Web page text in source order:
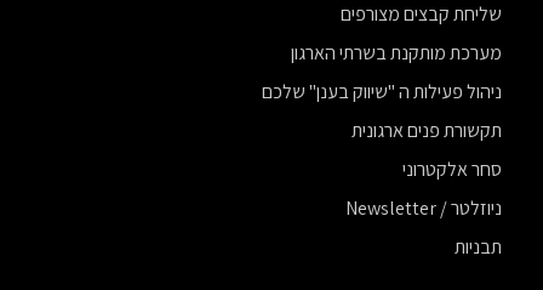
שליחת קבצים מצורפים
מערכת מותקנת בשרתי הארגון
ניהול פעילות ה "שיווק בענן" שלכם
תקשורת פנים ארגונית
סחר אלקטרוני
ניוזלטר / Newsletter
תבניות